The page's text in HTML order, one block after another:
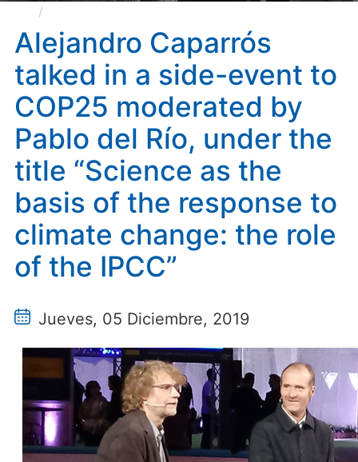
COP25 moderated by Pablo del Río, under the title
“Science as the basis of the response to climate
change: the role of the IPCC”
Alejandro Caparrós
talked in a side-event to
COP25 moderated by
Pablo del Río, under the
title “Science as the
basis of the response to
climate change: the role
of the IPCC”
Jueves, 05 Diciembre, 2019